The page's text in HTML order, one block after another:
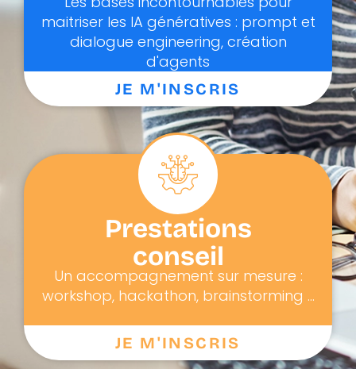
maitriser les IA génératives : prompt et
dialogue engineering, création
d'agents
JE M'INSCRIS
Prestations
conseil
Un accompagnement sur mesure :
workshop, hackathon, brainstorming ...
JE M'INSCRIS